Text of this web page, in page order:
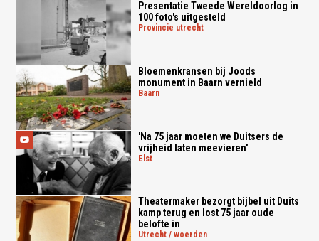
Presentatie Tweede Wereldoorlog in
100 foto's uitgesteld
provincie utrecht
Bloemenkransen bij Joods
monument in Baarn vernield
baarn
'Na 75 jaar moeten we Duitsers de
vrijheid laten meevieren'
elst
Theatermaker bezorgt bijbel uit Duits
kamp terug en lost 75 jaar oude
belofte in
utrecht / woerden